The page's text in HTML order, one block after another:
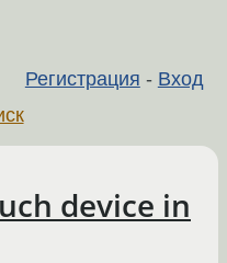
Регистрация - Вход
device in